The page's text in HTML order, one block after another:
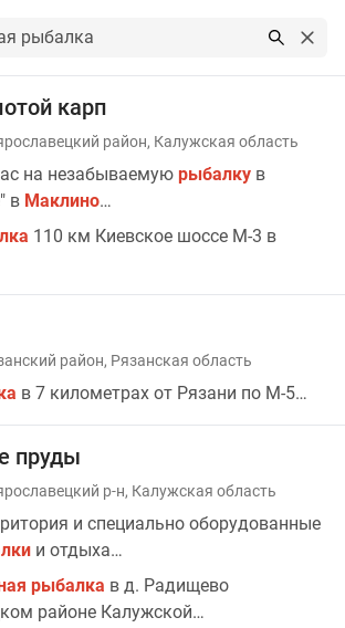
карп
район, Калужская область
на незабываемую рыбалку в
в Маклино…
110 км Киевское шоссе М-3 в
район, Рязанская область
в 7 километрах от Рязани по М-5…
пруды
р-н, Калужская область
и специально оборудованные
и отдыха…
рыбалка в д. Радищево
районе Калужской…